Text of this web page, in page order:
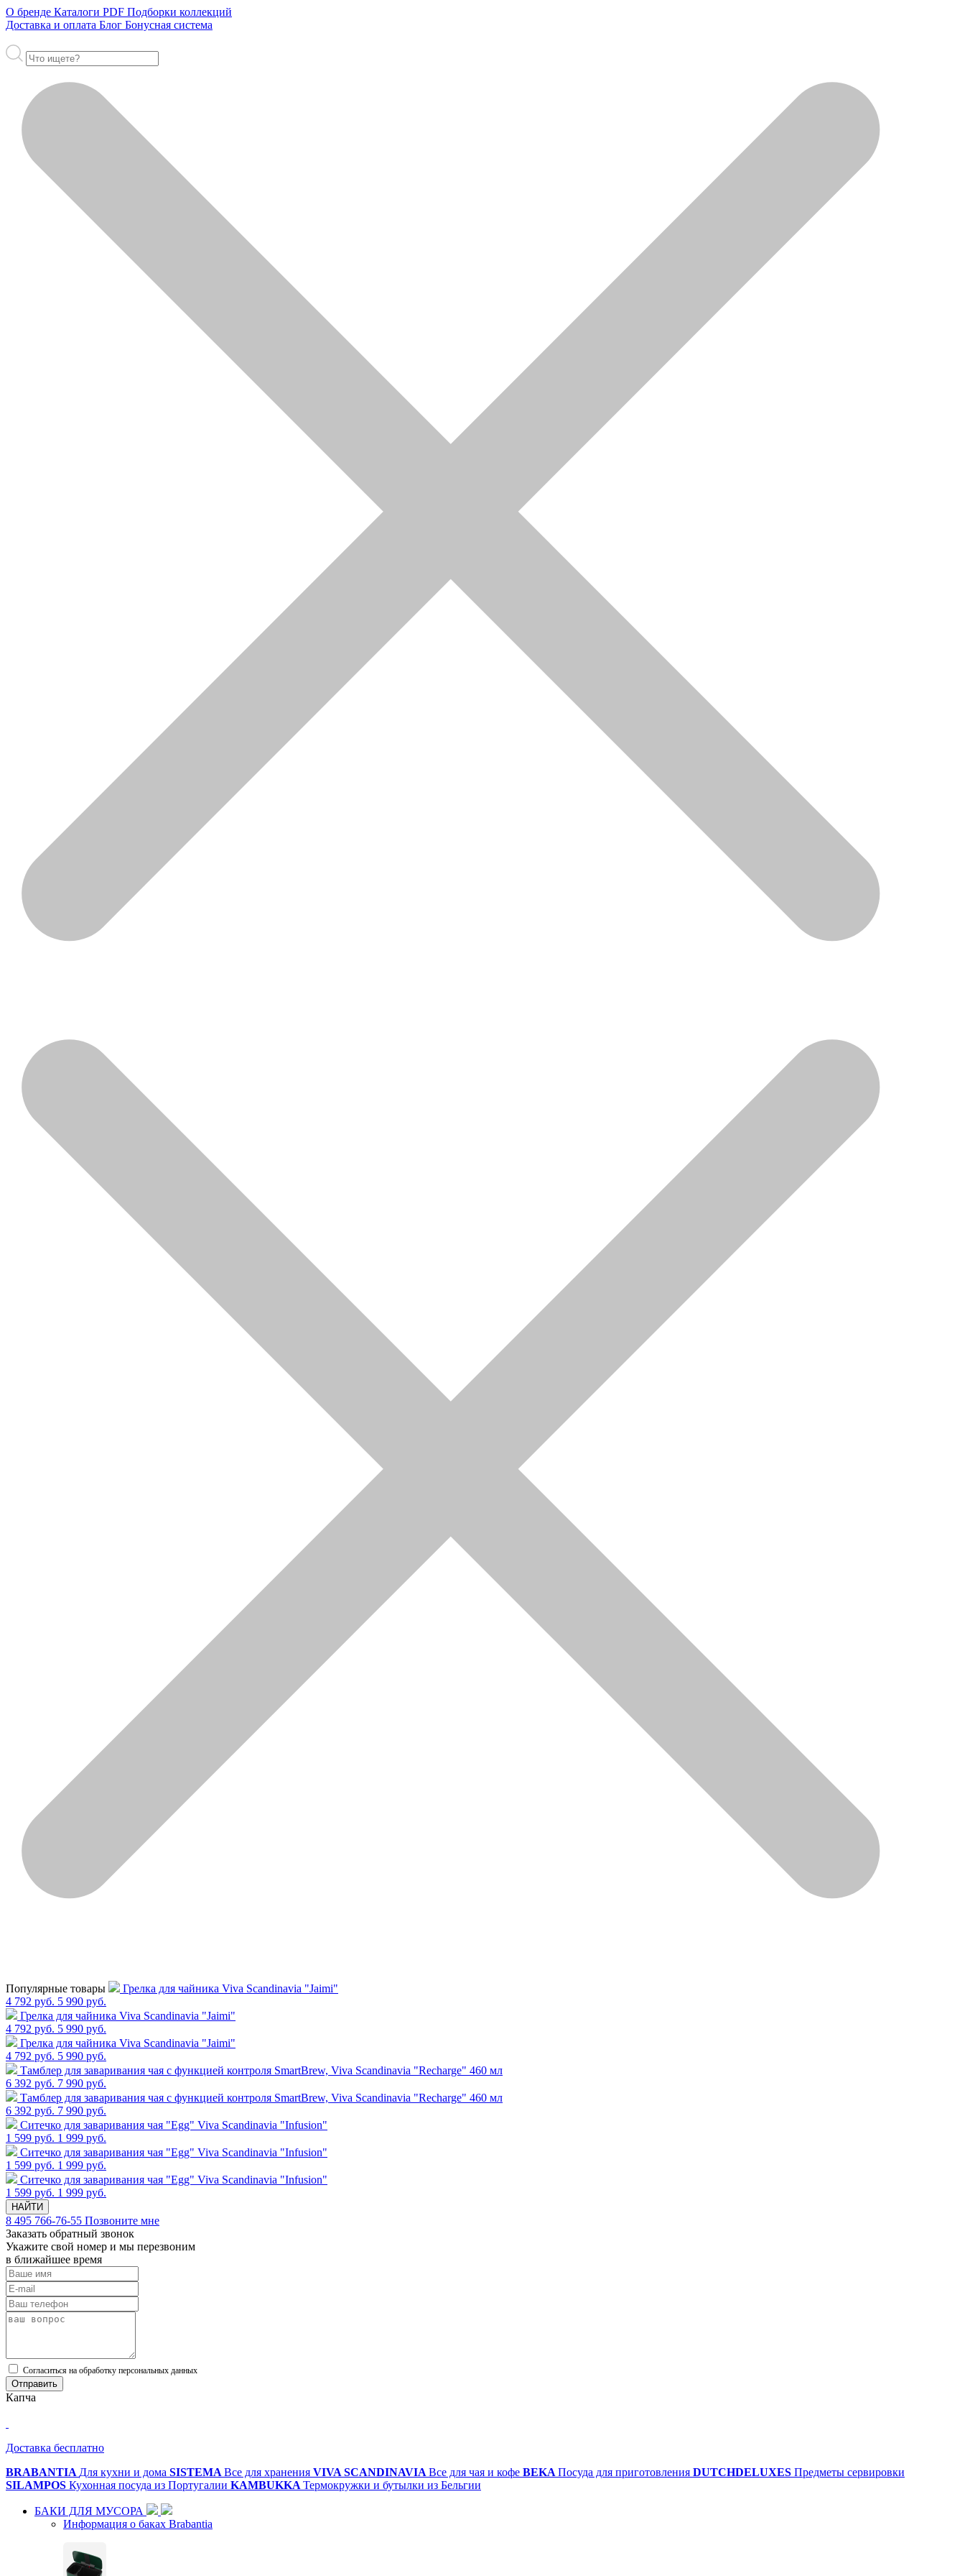
О бренде Каталоги PDF Подборки коллекций
Доставка и оплата Блог Бонусная система
Популярные товары
Грелка для чайника Viva Scandinavia "Jaimi"
4 792 руб. 5 990 руб.
Грелка для чайника Viva Scandinavia "Jaimi"
4 792 руб. 5 990 руб.
Грелка для чайника Viva Scandinavia "Jaimi"
4 792 руб. 5 990 руб.
Тамблер для заваривания чая с функцией контроля SmartBrew, Viva Scandinavia "Recharge" 460 мл
6 392 руб. 7 990 руб.
Тамблер для заваривания чая с функцией контроля SmartBrew, Viva Scandinavia "Recharge" 460 мл
6 392 руб. 7 990 руб.
Cитечко для заваривания чая "Egg" Viva Scandinavia "Infusion"
1 599 руб. 1 999 руб.
Cитечко для заваривания чая "Egg" Viva Scandinavia "Infusion"
1 599 руб. 1 999 руб.
Cитечко для заваривания чая "Egg" Viva Scandinavia "Infusion"
1 599 руб. 1 999 руб.
НАЙТИ
8 495 766-76-55 Позвоните мне
Заказать обратный звонок
Укажите свой номер и мы перезвоним
в ближайшее время
Cогласиться на обработку персональных данных
Отправить
Капча
Доставка бесплатно
BRABANTIA Для кухни и дома SISTEMA Все для хранения VIVA SCANDINAVIA Все для чая и кофе BEKA Посуда для приготовления DUTCHDELUXES Предметы сервировки
SILAMPOS Кухонная посуда из Португалии KAMBUKKA Термокружки и бутылки из Бельгии
БАКИ ДЛЯ МУСОРА
Информация о баках Brabantia